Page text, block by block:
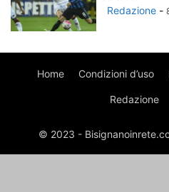
Redazione -
Home Condizioni d’uso
Redazione
© 2023 -